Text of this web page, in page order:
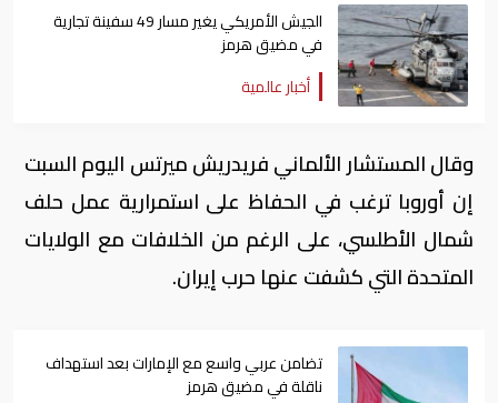
الجيش الأمريكي يغير مسار 49 سفينة تجارية
في مضيق هرمز
أخبار عالمية
وقال المستشار الألماني فريدريش ميرتس اليوم السبت
إن أوروبا ترغب ​في الحفاظ على استمرارية عمل حلف
شمال ‌الأطلسي، على الرغم من الخلافات مع الولايات
المتحدة التي كشفت عنها حرب إيران.
تضامن عربي واسع مع الإمارات بعد استهداف
ناقلة في مضيق هرمز